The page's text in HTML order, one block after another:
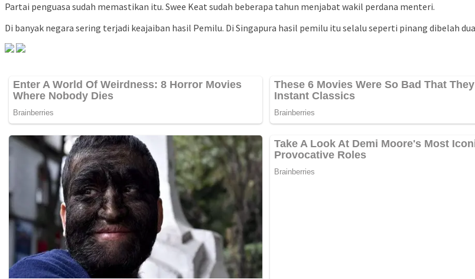
Partai penguasa sudah memastikan itu. Swee Keat sudah beberapa tahun menjabat wakil perdana menteri.
Di banyak negara sering terjadi keajaiban hasil Pemilu. Di Singapura hasil pemilu itu selalu seperti pinang dibelah